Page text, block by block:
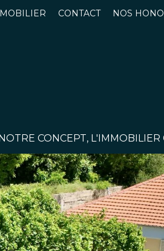
CONTACT NOS
CONCEPT, L'IMMOBILIER